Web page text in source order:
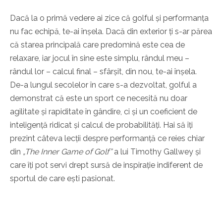
Dacă la o primă vedere ai zice că golful și performanța
nu fac echipă, te-ai înșela. Dacă din exterior ți s-ar părea
că starea principală care predomină este cea de
relaxare, iar jocul în sine este simplu, rândul meu –
rândul lor – calcul final – sfârșit, din nou, te-ai înșela.
De-a lungul secolelor în care s-a dezvoltat, golful a
demonstrat că este un sport ce necesită nu doar
agilitate și rapiditate în gândire, ci și un coeficient de
inteligență ridicat și calcul de probabilități. Hai să îți
prezint câteva lecții despre performanță ce reies chiar
din „The Inner Game of Golf”a lui Timothy Gallwey și
care îți pot servi drept sursă de inspirație indiferent de
sportul de care ești pasionat.